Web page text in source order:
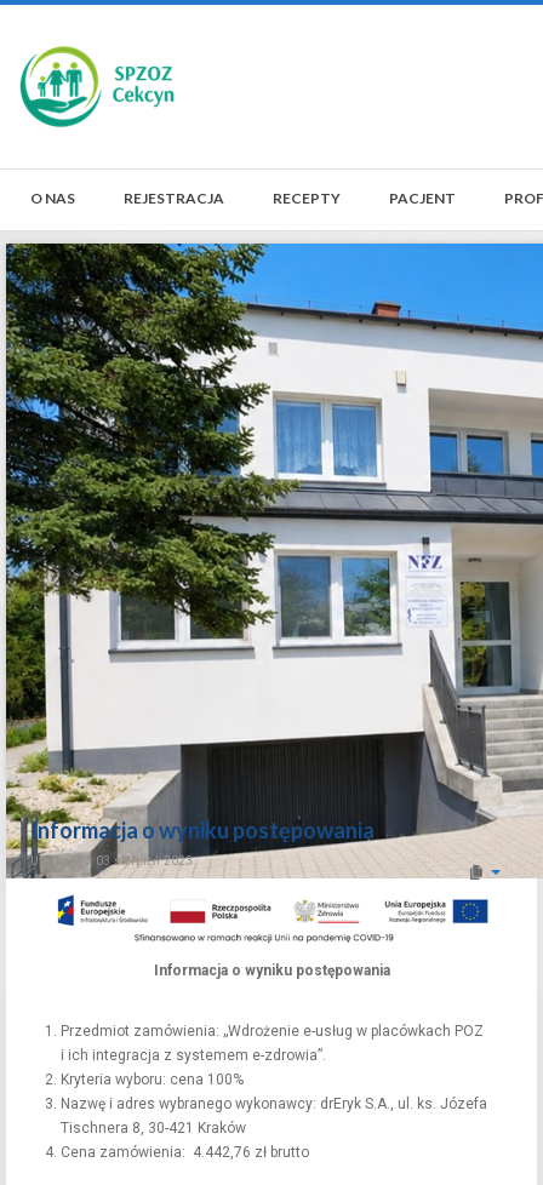
O NAS REJESTRACJA RECEPTY PACJENT
Informacja o wyniku postępowania
Utworzono: 03 sierpień 2023
Informacja o wyniku postępowania
Przedmiot zamówienia: „Wdrożenie e-usług w placówkach POZ
i ich integracja z systemem e-zdrowia”.
Kryteria wyboru: cena 100%
Nazwę i adres wybranego wykonawcy: drEryk S.A., ul. ks. Józefa
Tischnera 8, 30-421 Kraków
Cena zamówienia: 4.442,76 zł brutto